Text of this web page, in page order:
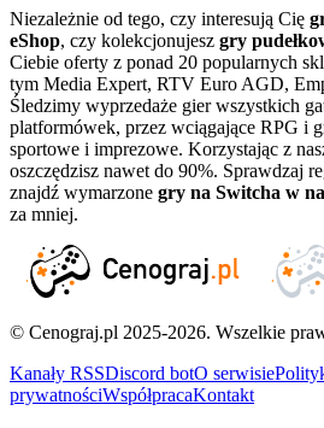
Niezależnie od tego, czy interesują Cię
eShop, czy kolekcjonujesz gry
Ciebie oferty z ponad 20 popularnych
tym Media Expert, RTV Euro AGD,
Śledzimy wyprzedaże gier wszystkich
platformówek, przez wciągające RPG i
sportowe i imprezowe. Korzystając z
oszczędzisz nawet do 90%. Sprawdzaj
znajdź wymarzone gry na Switcha w
za mniej.
© Cenograj.pl 2025-2026. Wszelkie
Kanały RSSDiscord botO serwisie
prywatnościWspółpracaKontakt